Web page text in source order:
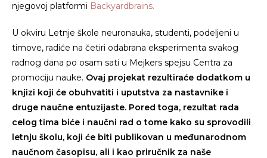
njegovoj platformi Backyardbrains.
U okviru Letnje škole neuronauka, studenti, podeljeni u
timove, radiće na četiri odabrana eksperimenta svakog
radnog dana po osam sati u Mejkers spejsu Centra za
promociju nauke. Ovaj projekat rezultiraće dodatkom u
knjizi koji će obuhvatiti i uputstva za nastavnike i
druge naučne entuzijaste. Pored toga, rezultat rada
celog tima biće i naučni rad o tome kako su sprovodili
letnju školu, koji će biti publikovan u međunarodnom
naučnom časopisu, ali i kao priručnik za naše